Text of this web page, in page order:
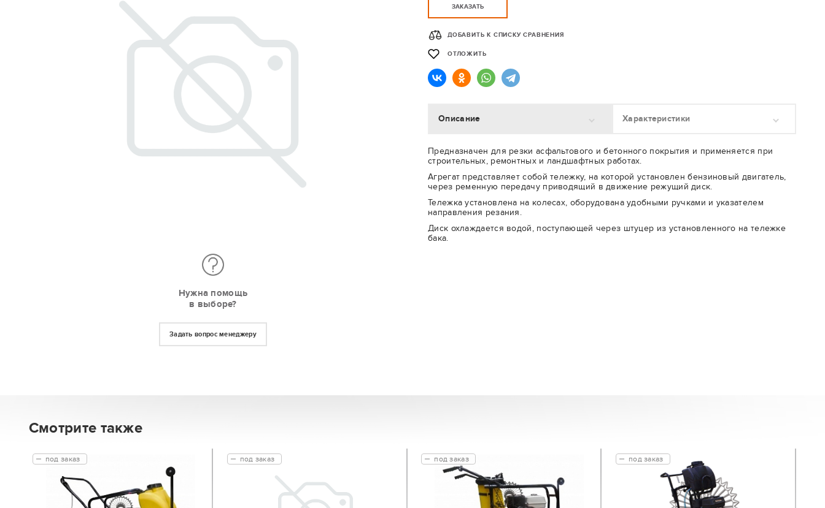
Нужна помощь
в выборе?
Задать вопрос менеджеру
ЗАКАЗАТЬ
ДОБАВИТЬ К СПИСКУ СРАВНЕНИЯ
ОТЛОЖИТЬ
Описание Характеристики
Предназначен для резки асфальтового и бетонного покрытия и применяется при
строительных, ремонтных и ландшафтных работах.
Агрегат представляет собой тележку, на которой установлен бензиновый двигатель,
через ременную передачу приводящий в движение режущий диск.
Тележка установлена на колесах, оборудована удобными ручками и указателем
направления резания.
Диск охлаждается водой, поступающей через штуцер из установленного на тележке
бака.
Смотрите также
под заказ под заказ под заказ под заказ